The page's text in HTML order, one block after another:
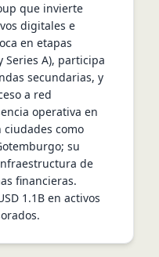
que invierte
digitales e
en etapas
Series A), participa
secundarias, y
a red
operativa en
ciudades como
su
de
financieras.
1.1B en activos